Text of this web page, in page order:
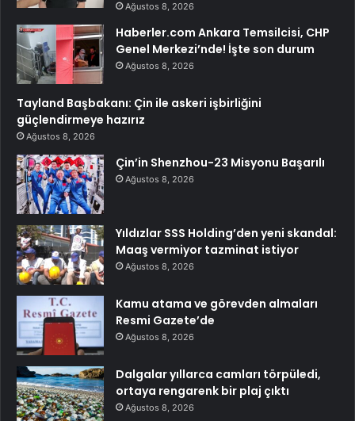
Ağustos 8, 2026
Haberler.com Ankara Temsilcisi, CHP
Genel Merkezi’nde! İşte son durum
Ağustos 8, 2026
Tayland Başbakanı: Çin ile askeri işbirliğini
güçlendirmeye hazırız
Ağustos 8, 2026
Çin’in Shenzhou-23 Misyonu Başarılı
Ağustos 8, 2026
Yıldızlar SSS Holding’den yeni skandal:
Maaş vermiyor tazminat istiyor
Ağustos 8, 2026
Kamu atama ve görevden almaları
Resmi Gazete’de
Ağustos 8, 2026
Dalgalar yıllarca camları törpüledi,
ortaya rengarenk bir plaj çıktı
Ağustos 8, 2026